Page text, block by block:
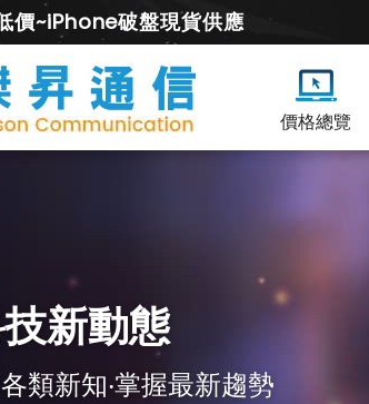
價~iPhone破盤現貨供應
價格總覽
新動態
類新知‧掌握最新趨勢